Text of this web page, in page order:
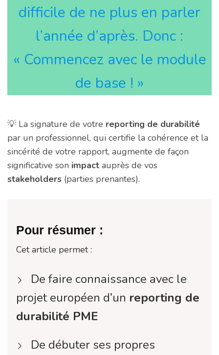
difficile de ne plus en parler
l’année d’après. Donc :
« Commencez avec le module
de base ! »
💡 La signature de votre reporting de durabilité
par un professionnel, qui certifie la cohérence et la
sincérité de votre rapport, augmente de façon
significative son impact auprès de vos
stakeholders (parties prenantes).
Pour résumer :
Cet article permet :
De faire connaissance avec le
projet européen d’un reporting de
durabilité PME
De débuter ses propres